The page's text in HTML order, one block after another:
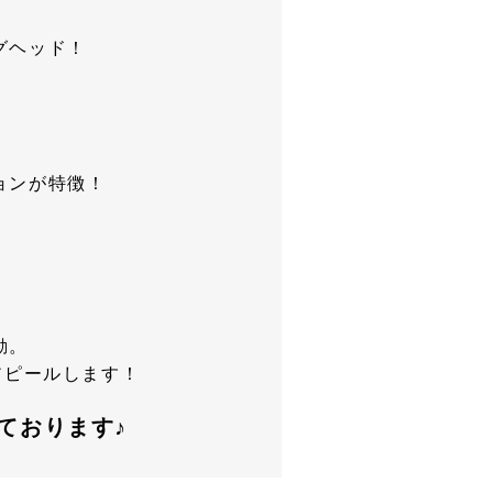
ッド！
が特徴！
ールします！
おります♪